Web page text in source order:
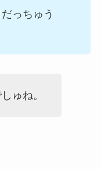
っちゅう
ゅね。